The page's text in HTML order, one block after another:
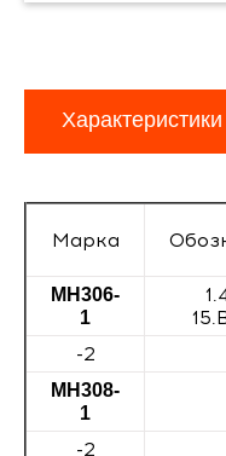
Характеристики
Марка
МН306-
1
-2
МН308-
1
-2